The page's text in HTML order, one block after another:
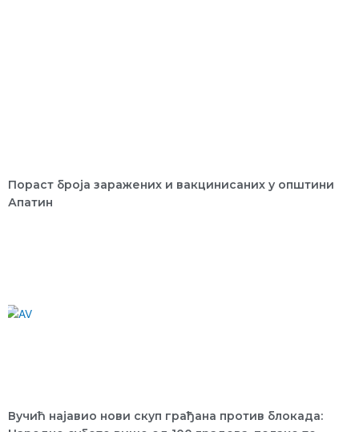
Пораст броја заражених и вакцинисаних у општини
Апатин
Вучић најавио нови скуп грађана против блокада: